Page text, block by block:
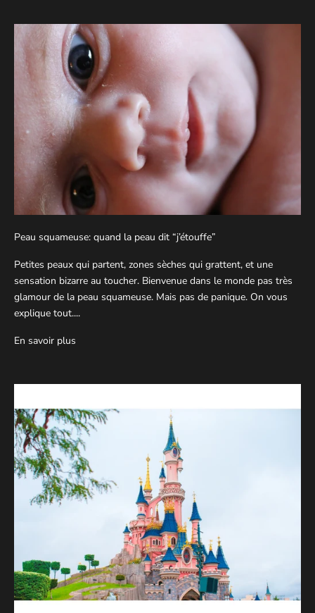
Peau squameuse: quand la peau dit “j’étouffe”
Petites peaux qui partent, zones sèches qui grattent, et une
sensation bizarre au toucher. Bienvenue dans le monde pas très
glamour de la peau squameuse. Mais pas de panique. On vous
explique tout....
En savoir plus